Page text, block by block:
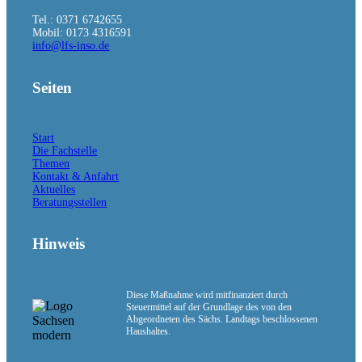
Tel.: 0371 6742655
Mobil: 0173 4316591
info@lfs-inso.de
Seiten
Start
Die Fachstelle
Themen
Kontakt & Anfahrt
Aktuelles
Beratungsstellen
Hinweis
Diese Maßnahme wird mitfinanziert durch
Steuermittel auf der Grundlage des von den
Abgeordneten des Sächs. Landtags beschlossenen
Haushaltes.